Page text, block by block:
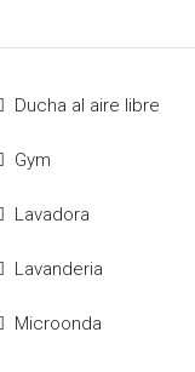
Ducha al aire libre
Gym
Lavadora
Lavanderia
Microonda